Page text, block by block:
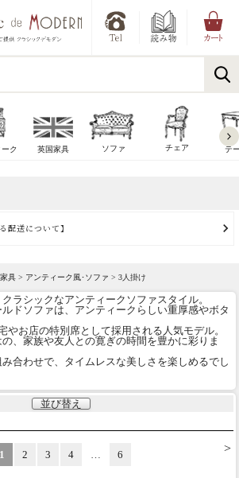
ク 英国家具 ソファ チェア テ
具 > アンティーク風･ソファ > 3人掛け
ラシックなアンティークソファスタイル。
ドソファは、アンティークらしい重厚感やボタ
やお店の特別席として採用される人気モデル。
、家族や友人との寛ぎの時間を豊かに彩りま
合わせで、タイムレスな美しさを楽しめるでし
並び替え
>
1 2 3 4 … 6